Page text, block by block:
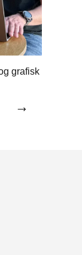
grafisk